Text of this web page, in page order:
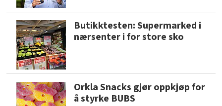
Butikktesten: Supermarked i
nærsenter i for store sko
Orkla Snacks gjør oppkjøp for
å styrke BUBS